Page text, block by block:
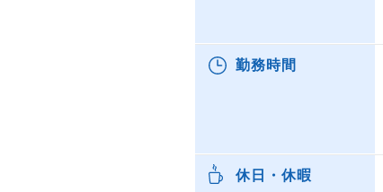
勤務時間
休日・休暇